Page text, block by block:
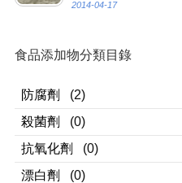
2014-04-17
食品添加物分類目錄
防腐劑
(2)
殺菌劑
(0)
抗氧化劑
(0)
漂白劑
(0)